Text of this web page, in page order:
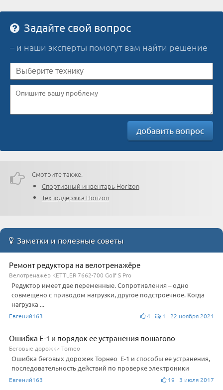
Задайте свой вопрос
– и наши эксперты помогут вам найти решение
добавить вопрос
Смотрите также:
Спортивный инвентарь Horizon
Техподдержка Horizon
Заметки и полезные советы
Ремонт редуктора на велотренажёре
Велотренажёр KETTLER 7662-700 Golf S Pro
Редуктор имеет две переменные. Сопротивления – одно
совмещено с приводом нагрузки, другое подстроечное. Когда
нагрузка ...
Евгений163 4 1 22 ноября 2021
Ошибка Е-1 и порядок ее устранения пошагово
Беговые дорожки Torneo
Ошибка беговых дорожек Торнео Е-1 и способы ее устранения,
последовательность действий по проверке электроники
Евгений163 19 3 июля 2017